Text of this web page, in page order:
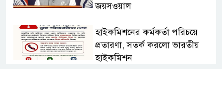
জয়সওয়াল
হাইকমিশনের কর্মকর্তা পরিচয়ে
প্রতারণা, সতর্ক করলো ভারতীয়
হাইকমিশন